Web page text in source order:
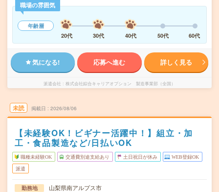
職場の雰囲気
年齢層
20代
30代 40代 50代 60代
気になる! 応募へ進む 詳しく見る
派遣会社 株式会社綜合キャリアオプション 製造事業部（全国）
未読 掲載日 2026/08/06
【未経験OK！ビギナー活躍中！】組立・加
工・食品製造など/日払いOK
職種未経験OK 交通費別途支給あり 土日祝日が休み WEB登録OK
派遣
勤務地 山梨県南アルプス市